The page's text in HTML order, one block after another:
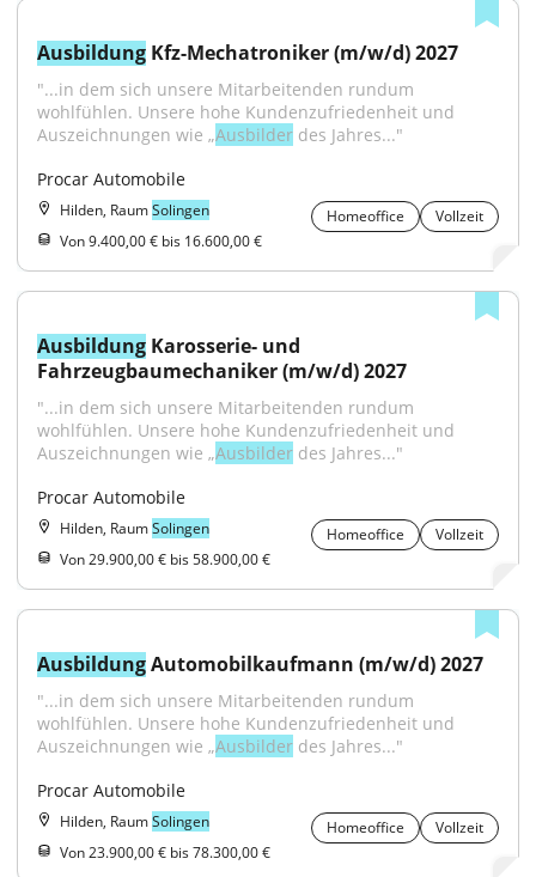
Ausbildung Kfz-Mechatroniker (m/w/d) 2027
"...in dem sich unsere Mitarbeitenden rundum
wohlfühlen. Unsere hohe Kundenzufriedenheit und
Auszeichnungen wie „Ausbilder des Jahres..."
Procar Automobile
Hilden, RaumSolingen Homeoffice
Vollzeit
Von 9.400,00 € bis 16.600,00 €
Ausbildung Karosserie- und
Fahrzeugbaumechaniker (m/w/d) 2027
"...in dem sich unsere Mitarbeitenden rundum
wohlfühlen. Unsere hohe Kundenzufriedenheit und
Auszeichnungen wie „Ausbilder des Jahres..."
Procar Automobile
Hilden, RaumSolingen Homeoffice
Vollzeit
Von 29.900,00 € bis 58.900,00 €
Ausbildung Automobilkaufmann (m/w/d) 2027
"...in dem sich unsere Mitarbeitenden rundum
wohlfühlen. Unsere hohe Kundenzufriedenheit und
Auszeichnungen wie „Ausbilder des Jahres..."
Procar Automobile
Hilden, RaumSolingen Homeoffice
Vollzeit
Von 23.900,00 € bis 78.300,00 €